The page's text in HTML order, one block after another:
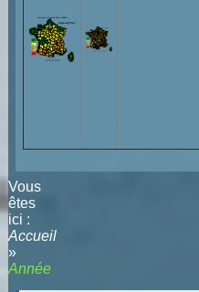
Vous
êtes
ici :
Accueil
»
Année